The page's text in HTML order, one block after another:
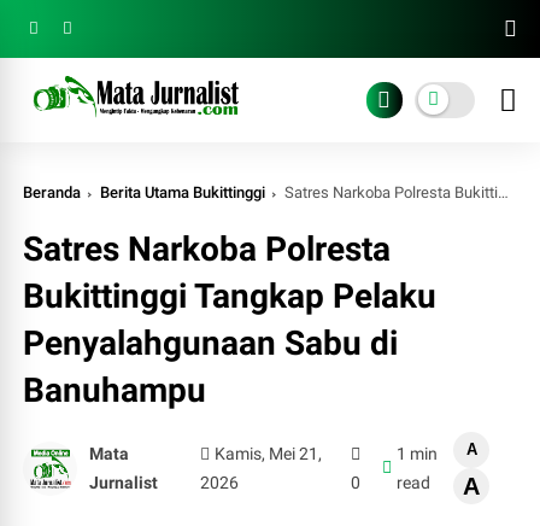
Beranda Berita Utama Bukittinggi Satres Narkoba Polresta Bukittinggi Tangkap Pelaku Penyalahgunaan Sabu di Banuhampu
Satres Narkoba Polresta
Bukittinggi Tangkap Pelaku
Penyalahgunaan Sabu di
Banuhampu
Mata
Jurnalist
Kamis, Mei 21,
2026
0
1 min
read
A
A